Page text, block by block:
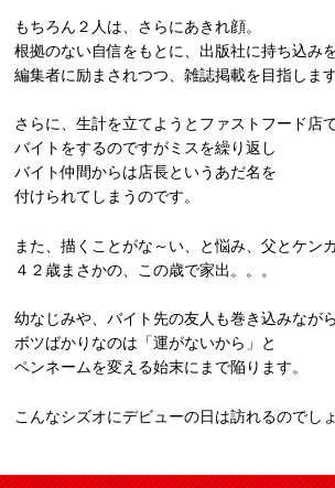
もちろん２人は、さらにあきれ顔。
根拠のない自信をもとに、出版社に持ち込み
編集者に励まされつつ、雑誌掲載を目指します
さらに、生計を立てようとファストフード店
バイトをするのですがミスを繰り返し
バイト仲間からは店長というあだ名を
付けられてしまうのです。
また、描くことがな～い、と悩み、父とケン
４２歳まさかの、この歳で家出。。。
幼なじみや、バイト先の友人も巻き込みながら
ボツばかりなのは「運がないから」と
ペンネームを変える始末にまで陥ります。
こんなシズオにデビューの日は訪れるのでし